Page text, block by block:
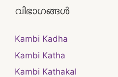
വിഭാഗങ്ങൾ
Kambi Kadha
Kambi Katha
Kambi Kathakal